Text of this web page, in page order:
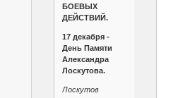
БОЕВЫХ
ДЕЙСТВИЙ.
17 декабря -
День Памяти
Александра
Лоскутова.
Лоскутов